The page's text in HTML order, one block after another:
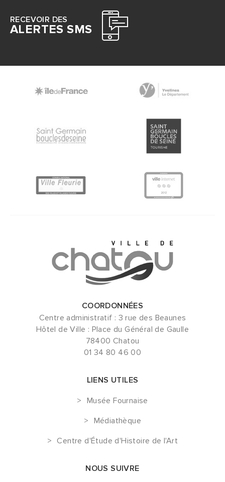
RECEVOIR DES
ALERTES SMS
COORDONNÉES
Centre administratif : 3 rue des Beaunes
Hôtel de Ville : Place du Général de Gaulle
78400 Chatou
01 34 80 46 00
LIENS UTILES
Musée Fournaise
Médiathèque
Centre d'Étude d'Histoire de l'Art
NOUS SUIVRE